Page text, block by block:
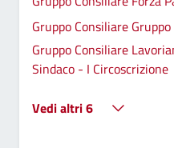
Gruppo Consiliare
Gruppo Consiliare
Sindaco - I Circoscrizione
Vedi altri 6